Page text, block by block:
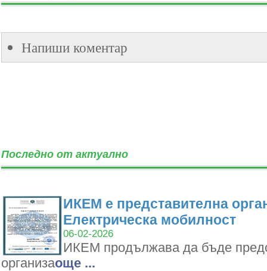
Напиши коментар
Последно от актуално
ИКЕМ е представителна
Електрическа мобилност
06-02-2026
ИКЕМ продължава да бъде
организаoще ...